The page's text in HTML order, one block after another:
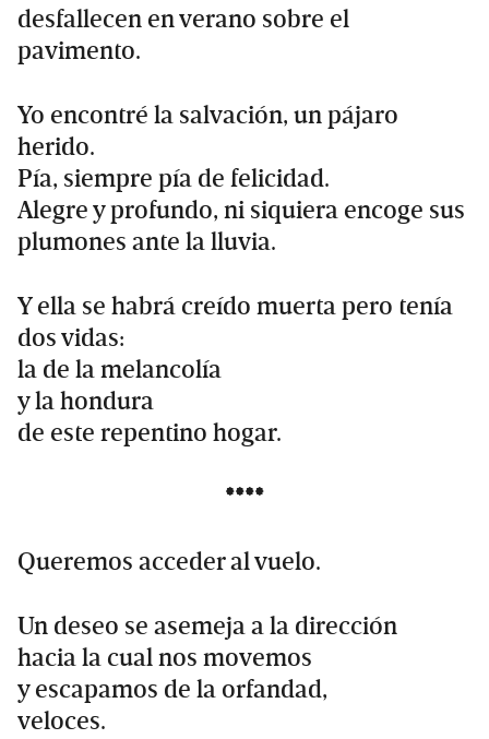
desfallecen en verano sobre el
pavimento.
Yo encontré la salvación, un pájaro
herido.
Pía, siempre pía de felicidad.
Alegre y profundo, ni siquiera encoge sus
plumones ante la lluvia.
Y ella se habrá creído muerta pero tenía
dos vidas:
la de la melancolía
y la hondura
de este repentino hogar.
****
Queremos acceder al vuelo.
Un deseo se asemeja a la dirección
hacia la cual nos movemos
y escapamos de la orfandad,
veloces.